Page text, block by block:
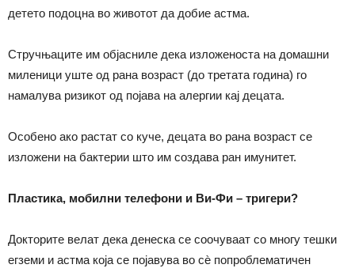
детето подоцна во животот да добие астма.
Стручњаците им објасниле дека изложеноста на домашни
миленици уште од рана возраст (до третата година) го
намалува ризикот од појава на алергии кај децата.
Особено ако растат со куче, децата во рана возраст се
изложени на бактерии што им создава ран имунитет.
Пластика, мобилни телефони и Ви-Фи – тригери?
Докторите велат дека денеска се соочуваат со многу тешки
егземи и астма која се појавува во сѐ попроблематичен